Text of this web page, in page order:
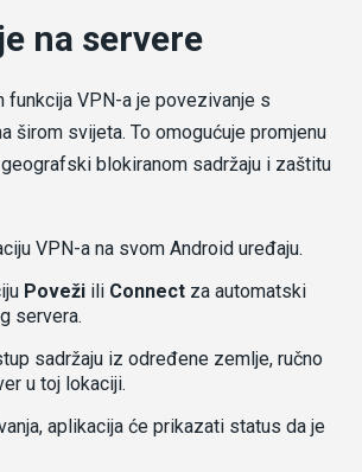
na servere
funkcija VPN-a je povezivanje s
širom svijeta. To omogućuje promjenu
blokiranom sadržaju i zaštitu
VPN-a na svom Android uređaju.
Poveži ili Connect za automatski
servera.
sadržaju iz određene zemlje, ručno
u toj lokaciji.
aplikacija će prikazati status da je